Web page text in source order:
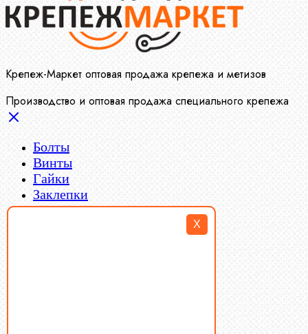
X
Крепеж-Маркет оптовая продажа крепежа и метизов
Производство и оптовая продажа специального крепежа
Болты
Винты
Гайки
Заклепки
Пресс-масленки